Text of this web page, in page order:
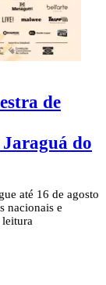
de
do
até 16 de agosto
nacionais e
leitura